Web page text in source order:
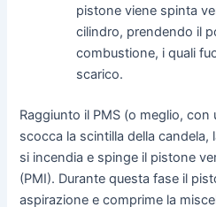
pistone viene spinta
cilindro, prendendo il
combustione, i quali
scarico.
Raggiunto il PMS (o meglio,
scocca la scintilla della candela,
si incendia e spinge il pistone
(PMI). Durante questa fase il
aspirazione e comprime la